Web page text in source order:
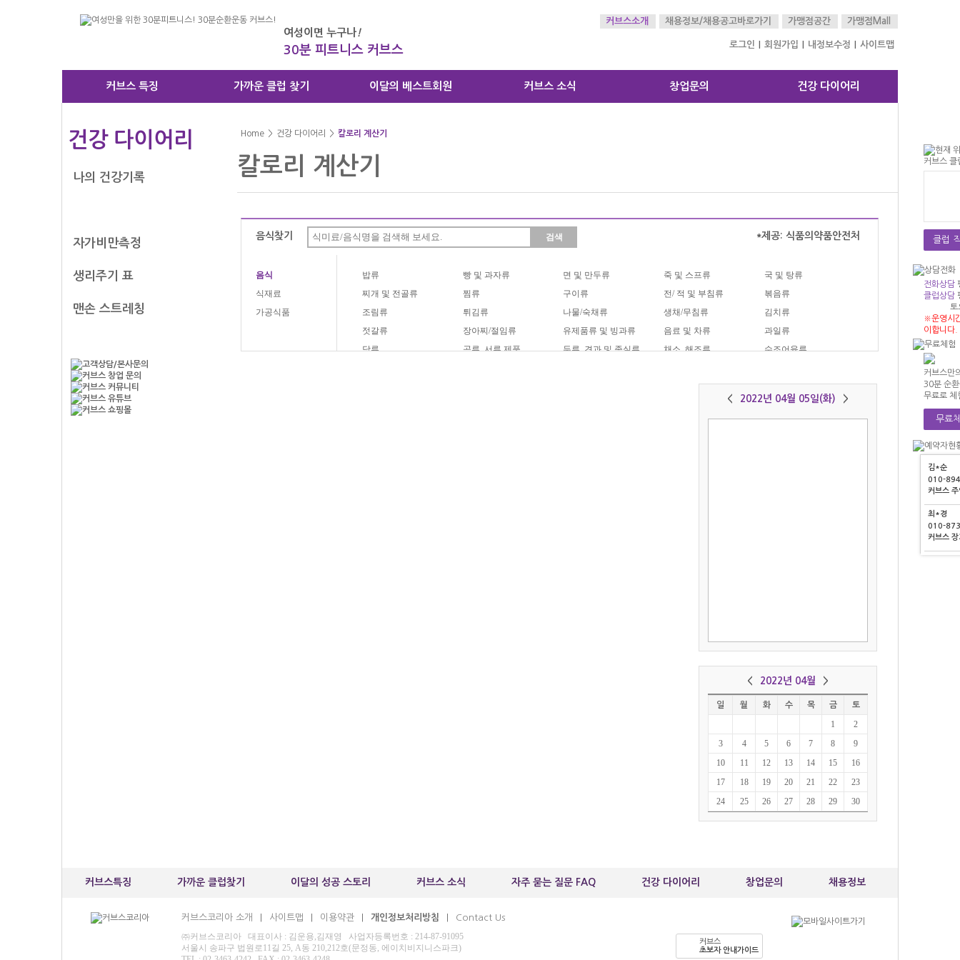
여성이면 누구나!
30분 피트니스 커브스
가맹점Mall
가맹점공간
채용정보/채용공고바로가기
커브스소개
로그인 회원가입 내정보수정 사이트맵
커브스 특징 가까운 클럽 찾기 이달의 베스트회원 커브스 소식 창업문의 건강 다이어리
건강 다이어리
나의 건강기록
자가비만측정
생리주기 표
맨손 스트레칭
Home > 건강 다이어리 > 칼로리 계산기
칼로리 계산기
음식찾기 검색 *제공: 식품의약품안전처
음식
식재료
가공식품
밥류 빵 및 과자류 면 및 만두류 죽 및 스프류
국 및 탕류
찌개 및 전골류
찜류 구이류 전/ 적 및 부침류
볶음류
조림류
튀김류 나물/숙채류 생채/무침류
김치류
젓갈류
장아찌/절임류 유제품류 및 빙과류 음료 및 차류
과일류
당류
곡류, 서류 제품 두류, 견과 및 종실류 채소, 해조류
수조어육류
<
2022년 04월 05일(화) >
< 2022년 04월 >
일 월 화 수 목 금 토
1
2
3
4 5 6 7 8
9
10
11 12 13 14 15
16
17
18 19 20 21 22
23
24
25 26 27 28 29 30
커브스특징 가까운 클럽찾기 이달의 성공 스토리 커브스 소식 자주 묻는 질문 FAQ 건강 다이어리 창업문의 채용정보
커브스코리아 소개 사이트맵 이용약관 개인정보처리방침 Contact Us
㈜커브스코리아 대표이사 : 김운용,김재영 사업자등록번호 : 214-87-91095
서울시 송파구 법원로11길 25, A동 210,212호(문정동, 에이치비지니스파크)
커브스
초보자 안내가이드
클럽
전화상담
클럽상담
토
※운영시
이합니다.
커브스만
30분 순
무료로 체
무료
정*영
010-
커브스 노
이*기
010-
커브스
박*연
커브스 마
김*순
010-
커브스 주
최*경
010-
커브스 장